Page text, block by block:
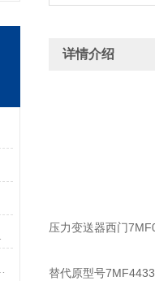
详情介绍
压力变送器西门
替代原型号